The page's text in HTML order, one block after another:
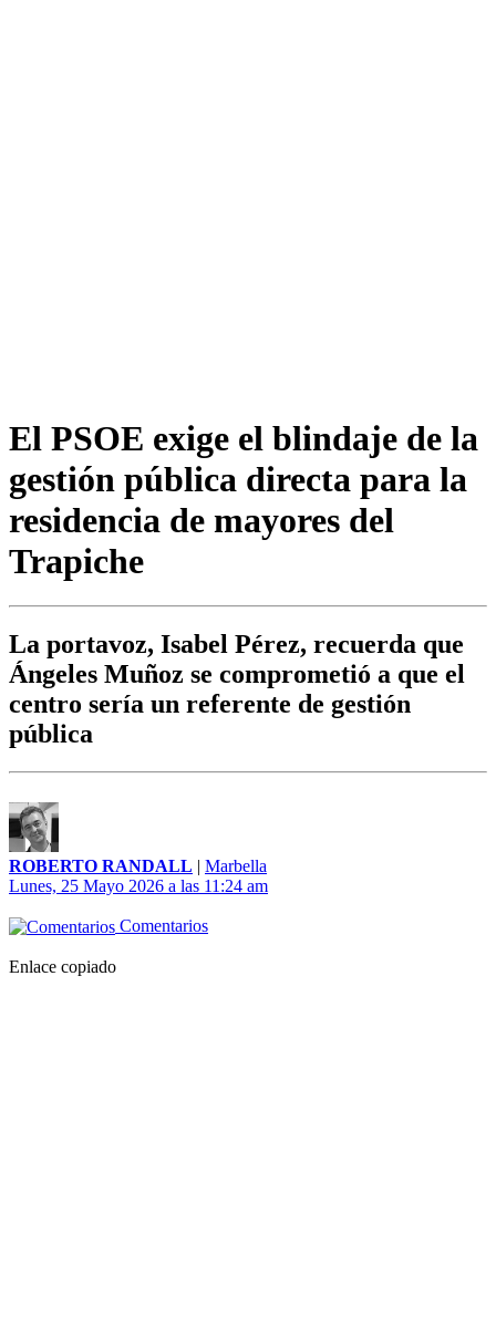
El PSOE exige el blindaje de la
gestión pública directa para la
residencia de mayores del
Trapiche
La portavoz, Isabel Pérez, recuerda que
Ángeles Muñoz se comprometió a que el
centro sería un referente de gestión
pública
ROBERTO RANDALL | Marbella
Lunes, 25 Mayo 2026 a las 11:24 am
Comentarios
Enlace copiado